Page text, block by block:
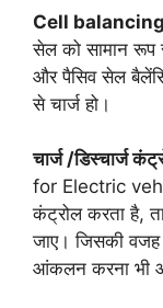
Cell
सेल को सामान रूप
और पैसिव सेल
से चार्ज हो।
चार्ज /डिस्चार्ज
for Electric
कंट्रोल करता है,
जाए। जिसकी
आंकलन करना भी